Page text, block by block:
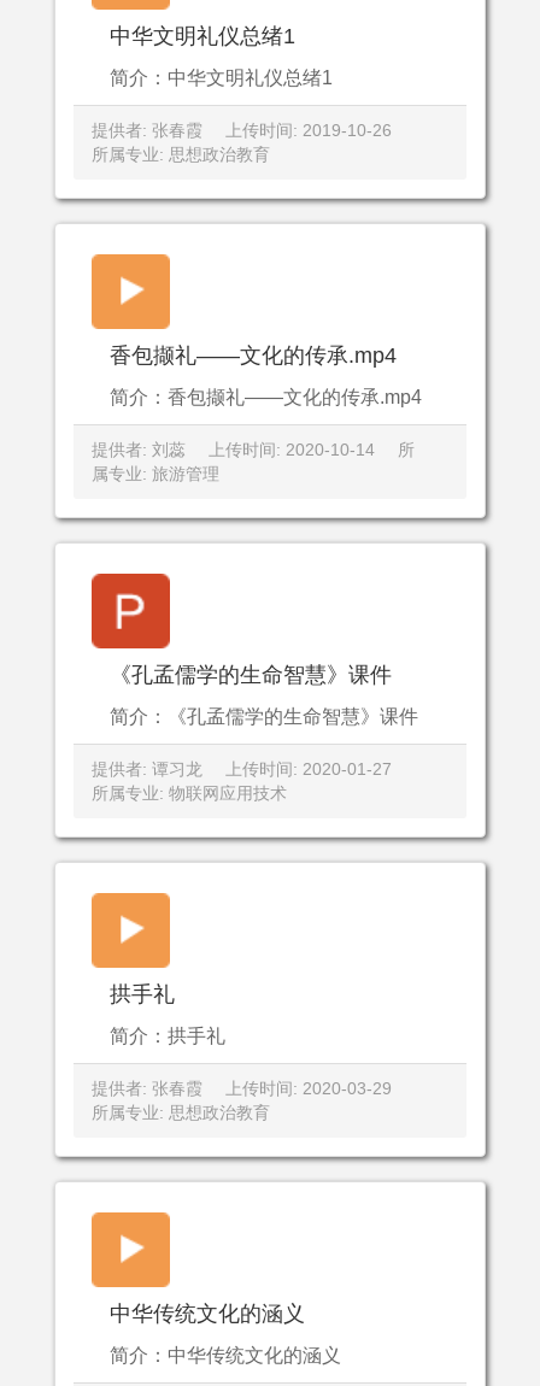
中华文明礼仪总绪1
简介：中华文明礼仪总绪1
提供者: 张春霞
上传时间: 2019-10-26
所属专业: 思想政治教育
香包撷礼——文化的传承.mp4
简介：香包撷礼——文化的传承.mp4
提供者: 刘蕊 上传时间: 2020-10-14
所
属专业: 旅游管理
《孔孟儒学的生命智慧》课件
简介：《孔孟儒学的生命智慧》课件
提供者: 谭习龙
上传时间: 2020-01-27
所属专业: 物联网应用技术
拱手礼
简介：拱手礼
提供者: 张春霞
上传时间: 2020-03-29
所属专业: 思想政治教育
中华传统文化的涵义
简介：中华传统文化的涵义